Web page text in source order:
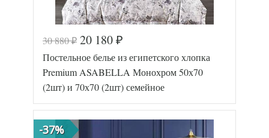
Код товара
545-621
Артикул
1380-7/a
Ткань
Египетский
хлопок
Размер
пододеяльника
160х220
(2шт)
Размер
простыни
240х260
30 880₽ 20 180 ₽
Постельное белье из египетского хлопка
Premium ASABELLA Монохром 50х70
(2шт) и 70х70 (2шт) семейное
-37%